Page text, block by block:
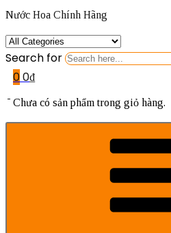
Nước Hoa Chính Hãng
Search for
00₫
Chưa có sản phẩm trong giỏ hàng.